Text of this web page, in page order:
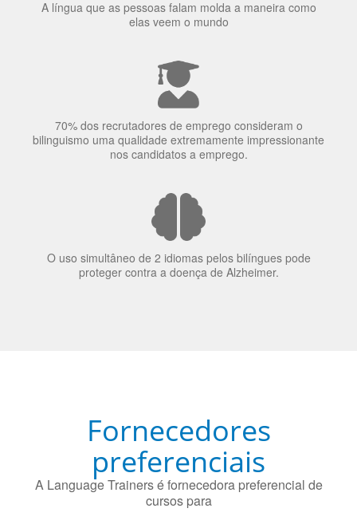
elas veem o mundo
70% dos recrutadores de emprego consideram o
nos candidatos a emprego.
Fornecedores
preferenciais